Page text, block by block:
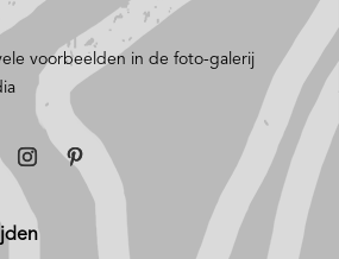
voorbeelden in de foto-galerij